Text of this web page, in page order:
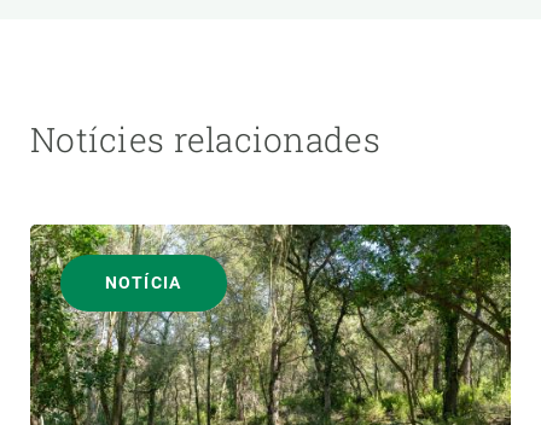
Notícies relacionades
NOTÍCIA